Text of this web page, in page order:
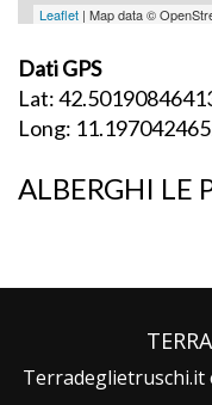
Leaflet | Map data ©
Dati GPS
Lat:
Long:
ALBERGHI LE
Terradeglietruschi.it